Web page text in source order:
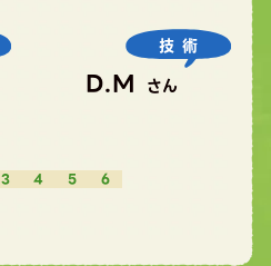
技術
D.M さん
3 4 5 6